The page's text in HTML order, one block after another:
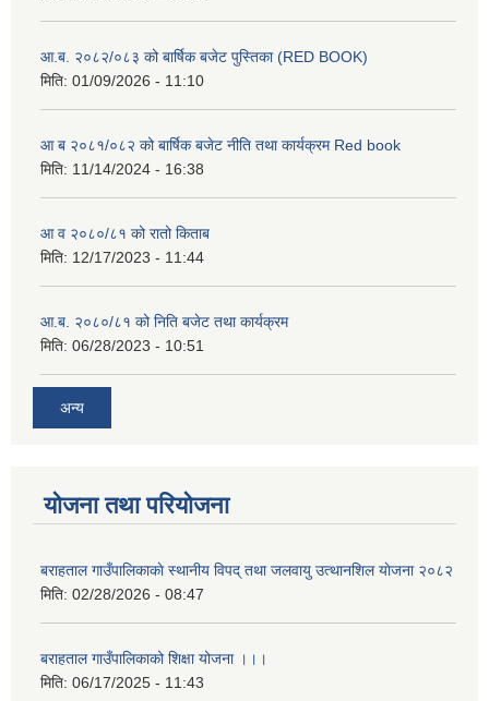
आ.ब. २०८२/०८३ को बार्षिक बजेट पुस्तिका (RED BOOK)
मिति: 01/09/2026 - 11:10
आ ब २०८१/०८२ को बार्षिक बजेट नीति तथा कार्यक्रम Red book
मिति: 11/14/2024 - 16:38
आ व २०८०/८१ को रातो किताब
मिति: 12/17/2023 - 11:44
आ.ब. २०८०/८१ को निति बजेट तथा कार्यक्रम
मिति: 06/28/2023 - 10:51
अन्य
योजना तथा परियोजना
बराहताल गाउँपालिकाकाे स्थानीय विपद् तथा जलवायु उत्थानशिल याेजना २०८२
मिति: 02/28/2026 - 08:47
बराहताल गाउँपालिकाको शिक्षा योजना ।।।
मिति: 06/17/2025 - 11:43